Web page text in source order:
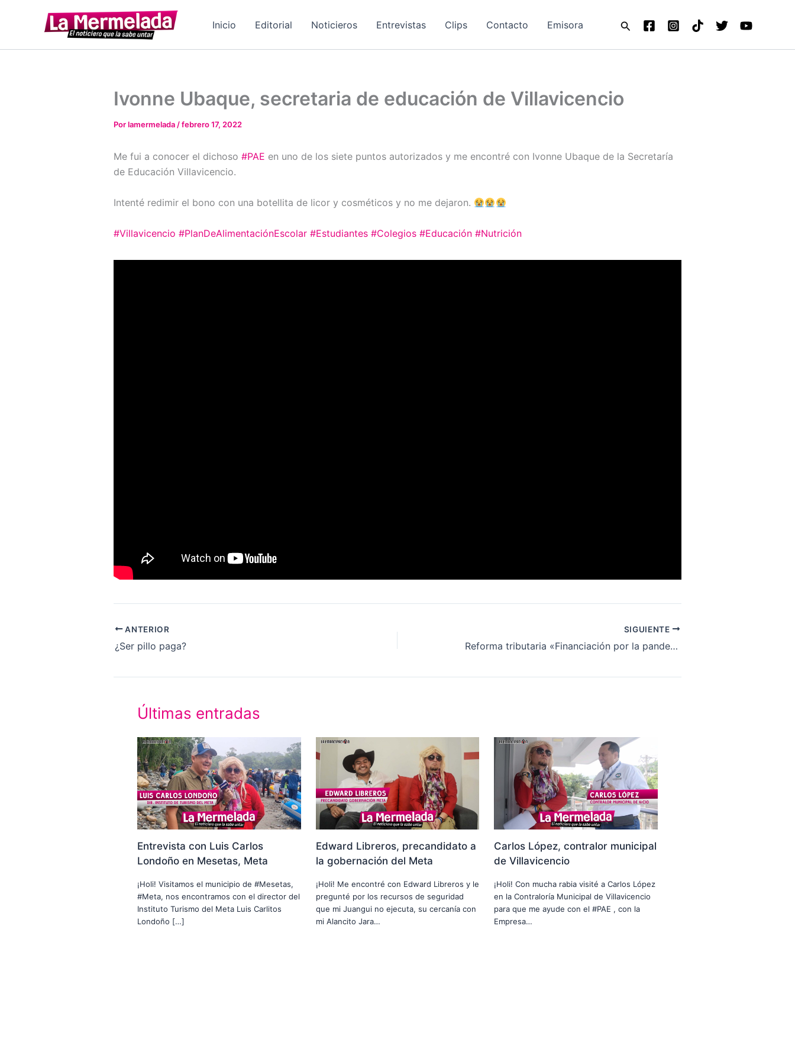
Inicio Editorial Noticieros Entrevistas Clips Contacto Emisora Buscar
Ivonne Ubaque, secretaria de educación de Villavicencio
Porlamermelada/febrero 17, 2022
Me fui a conocer el dichoso #PAE en uno de los siete puntos autorizados y me encontré con Ivonne Ubaque de la Secretaría
de Educación Villavicencio.
Intenté redimir el bono con una botellita de licor y cosméticos y no me dejaron.
#Villavicencio #PlanDeAlimentaciónEscolar #Estudiantes #Colegios #Educación #Nutrición
ANTERIOR
¿Ser pillo paga?
SIGUIENTE
Reforma tributaria «Financiación por la pandemia»
Últimas entradas
Entrevista con Luis Carlos
Londoño en Mesetas, Meta
¡Holi! Visitamos el municipio de #Mesetas,
#Meta, nos encontramos con el director del
Instituto Turismo del Meta Luis Carlitos
Londoño […]
Edward Libreros, precandidato a
la gobernación del Meta
¡Holi! Me encontré con Edward Libreros y le
pregunté por los recursos de seguridad
que mi Juangui no ejecuta, su cercanía con
mi Alancito Jara…
Carlos López, contralor municipal
de Villavicencio
¡Holi! Con mucha rabia visité a Carlos López
en la Contraloría Municipal de Villavicencio
para que me ayude con el #PAE , con la
Empresa…